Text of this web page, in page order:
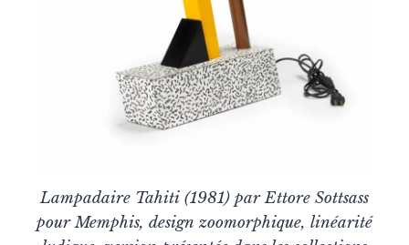
Lampadaire Tahiti (1981) par Ettore Sottsass
pour Memphis, design zoomorphique, linéarité